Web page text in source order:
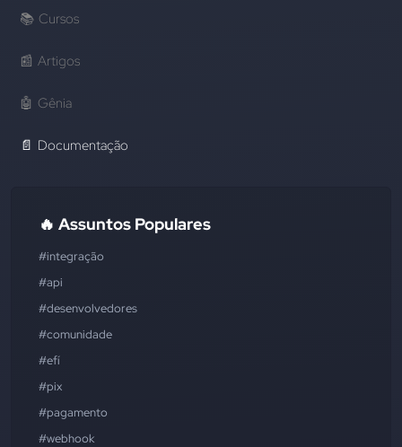
📚 Cursos
📰 Artigos
🤖 Gênia
📄 Documentação
🔥 Assuntos Populares
#integração
#api
#desenvolvedores
#comunidade
#efí
#pix
#pagamento
#webhook